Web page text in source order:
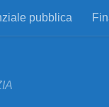
pubblica